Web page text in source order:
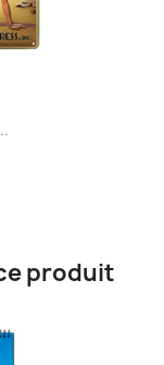
produit